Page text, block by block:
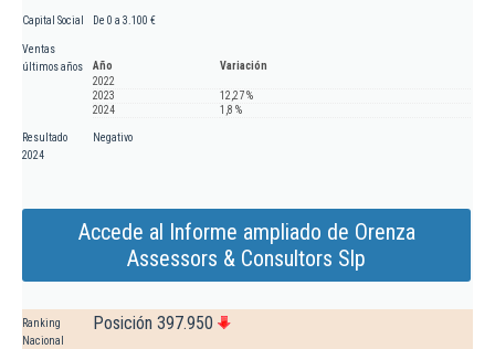
Capital Social De 0 a 3.100 €
Ventas
últimos años
Año
Variación
2022
2023
12,27 %
2024
1,8 %
Resultado
2024
Negativo
Accede al Informe ampliado de Orenza
Assessors & Consultors Slp
Ranking
Nacional
Posición 397.950